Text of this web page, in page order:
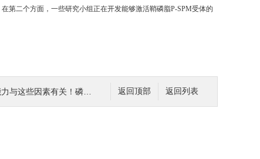
第二个方面，一些研究小组正在开发能够激活鞘磷脂P-SPM受体的
返回列表
返回顶部
！磷脂产品中溶血磷脂的限度如何设定？